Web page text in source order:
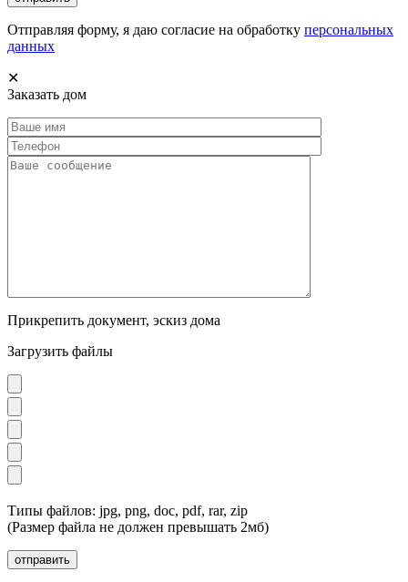
Отправляя форму, я даю согласие на обработку персональных
данных
✕
Заказать дом
Прикрепить документ, эскиз дома
Загрузить файлы
Типы файлов: jpg, png, doc, pdf, rar, zip
(Размер файла не должен превышать 2мб)